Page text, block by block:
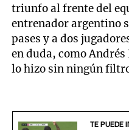
triunfo al frente del
entrenador argentino
pases y a dos
en duda, como
lo hizo sin ningún
TE PUEDE